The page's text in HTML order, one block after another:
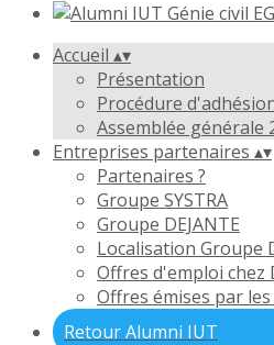
Accueil ▴▾
Présentation
Procédure
Assemblée générale
Entreprises partenaires ▴▾
Partenaires ?
Groupe SYSTRA
Groupe DEJANTE
Localisation Groupe
Offres d'emploi chez
Offres émises par
Retour Alumni IUT